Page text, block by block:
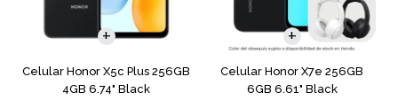
Celular Honor X5c Plus 256GB
4GB 6.74" Black
COMPARAR
Celular Honor X7e 256GB
6GB 6.61" Black
COMPARAR